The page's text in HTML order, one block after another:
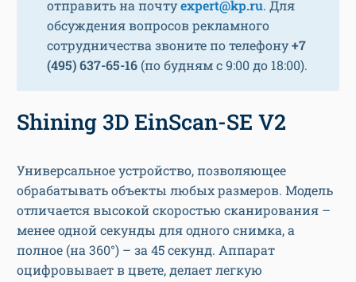
отправить на почтуexpert@kp.ru. Для
обсуждения вопросов рекламного
сотрудничества звоните по телефону+7
(495) 637-65-16 (по будням с 9:00 до 18:00).
Shining 3D EinScan-SE V2
Универсальное устройство, позволяющее
обрабатывать объекты любых размеров. Модель
отличается высокой скоростью сканирования –
менее одной секунды для одного снимка, а
полное (на 360°) – за 45 секунд. Аппарат
оцифровывает в цвете, делает легкую